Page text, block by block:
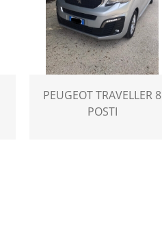
PEUGEOT TRAVELLER 8
POSTI